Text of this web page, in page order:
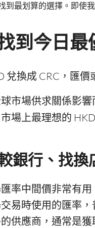
到最划算的選擇。即使
到今日最
兌換成 CRC，匯
市場供求關係影響
場上最理想的
銀行、找換
率中間價非常有
易時使用的匯率
供應商，通常是獲